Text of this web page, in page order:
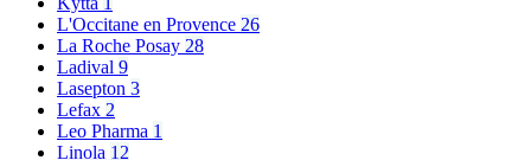
L'Occitane en Provence 26
La Roche Posay 28
Ladival 9
Lasepton 3
Lefax 2
Leo Pharma 1
Linola 12